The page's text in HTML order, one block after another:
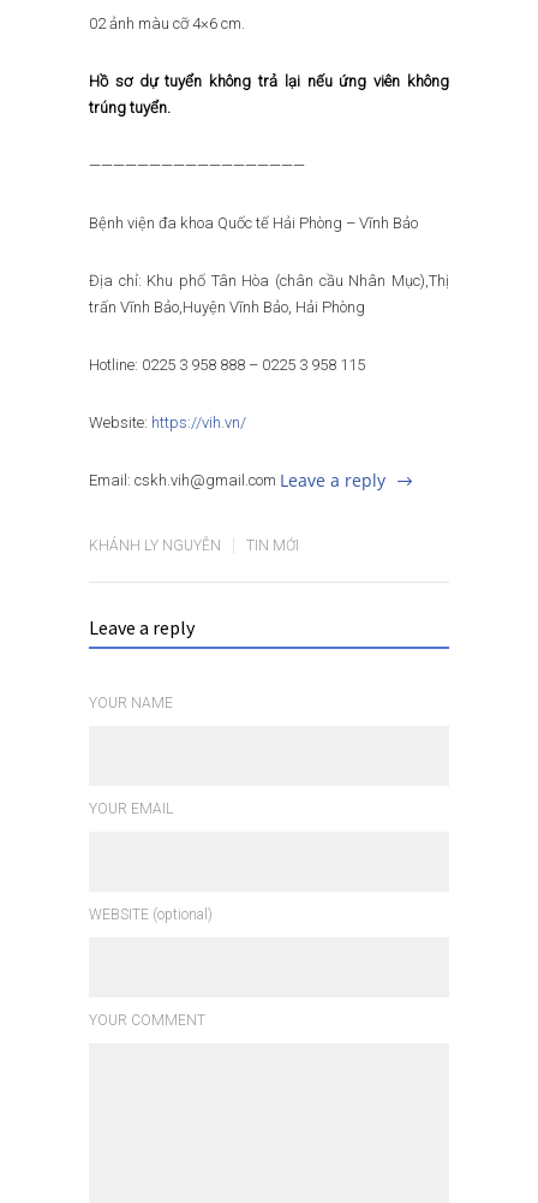
02 ảnh màu cỡ 4×6 cm.
Hồ sơ dự tuyển không trả lại nếu ứng viên không
trúng tuyển.
——————————————————
Bệnh viện đa khoa Quốc tế Hải Phòng – Vĩnh Bảo
Địa chỉ: Khu phố Tân Hòa (chân cầu Nhân Mục),Thị
trấn Vĩnh Bảo,Huyện Vĩnh Bảo, Hải Phòng
Hotline: 0225 3 958 888 – 0225 3 958 115
Website: https://vih.vn/
Email: cskh.vih@gmail.com Leave a reply
KHÁNH LY NGUYỄN TIN MỚI
Leave a reply
YOUR NAME
YOUR EMAIL
WEBSITE (optional)
YOUR COMMENT